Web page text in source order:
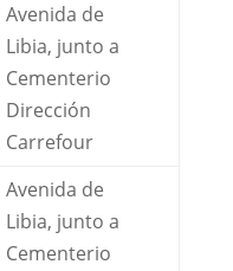
Avenida de
Libia, junto a
Cementerio
Dirección
Carrefour
Avenida de
Libia, junto a
Cementerio